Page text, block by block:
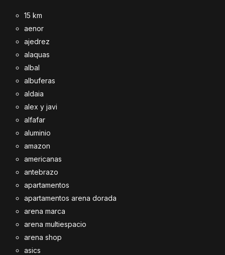
15 km
aenor
ajedrez
alaquas
albal
albuferas
aldaia
alex y javi
alfafar
aluminio
amazon
americanas
antebrazo
apartamentos
apartamentos arena dorada
arena marca
arena multiespacio
arena shop
asics